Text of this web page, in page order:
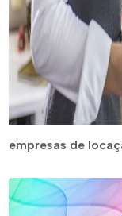
empresas de